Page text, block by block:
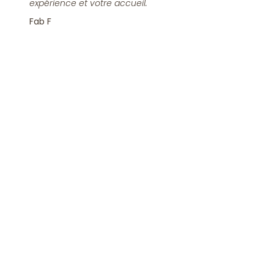
expérience et votre accueil.
Fab F